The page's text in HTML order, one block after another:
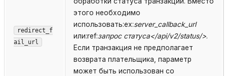
redirect_f
ail_url
этого необходимо
использовать:ex:server_callback_url
или:ref:запрос статуса</api/v2/status/>.
Если транзакция не предполагает
возврата плательщика, параметр
может быть использован со